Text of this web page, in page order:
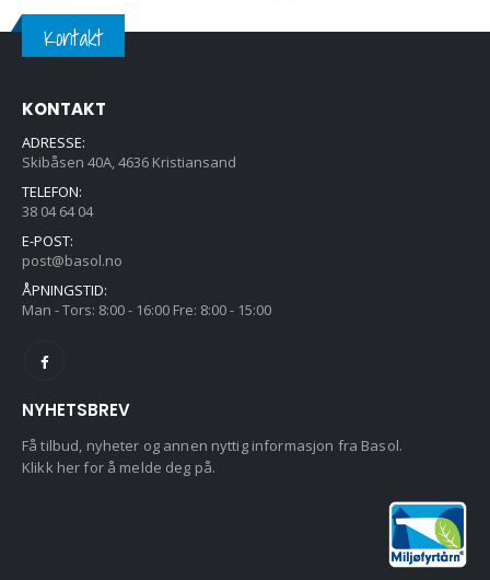
Kontakt
KONTAKT
ADRESSE:
Skibåsen 40A, 4636 Kristiansand
TELEFON:
38 04 64 04
E-POST:
post@basol.no
ÅPNINGSTID:
Man - Tors: 8:00 - 16:00 Fre: 8:00 - 15:00
NYHETSBREV
Få tilbud, nyheter og annen nyttig informasjon fra Basol.
Klikk her for å melde deg på.